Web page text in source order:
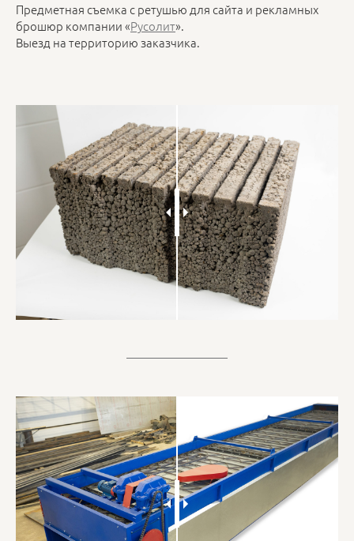
Предметная съемка с ретушью для сайта и рекламных
брошюр компании «Русолит».
Выезд на территорию заказчика.